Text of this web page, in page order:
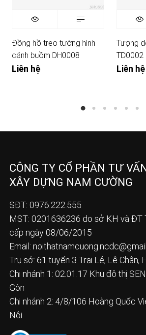
Đồng hồ treo tường hình
cánh buồm DH0008
Liên hệ
Tượng
TD0002
Liên hệ
CÔNG TY CỔ PHẦN TƯ
XÂY DỰNG NAM CƯỜNG
SĐT: 0976.222.555
MST: 0201636236 do sở KH và ĐT
cấp ngày 08/06/2015
Email:
Trụ sở: 61 tuyến 3 Trại Lẻ, Lê Chân,
Chi nhánh 1: 02.01.17 Khu đô thị
Gòn
Chi nhánh 2: 4/8/106 Hoàng Quốc
Nội